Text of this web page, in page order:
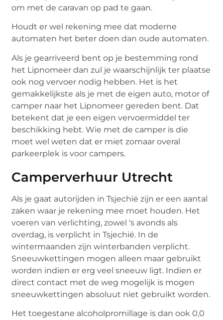
om met de caravan op pad te gaan.
Houdt er wel rekening mee dat moderne
automaten het beter doen dan oude automaten.
Als je gearriveerd bent op je bestemming rond
het Lipnomeer dan zul je waarschijnlijk ter plaatse
ook nog vervoer nodig hebben. Het is het
gemakkelijkste als je met de eigen auto, motor of
camper naar het Lipnomeer gereden bent. Dat
betekent dat je een eigen vervoermiddel ter
beschikking hebt. Wie met de camper is die
moet wel weten dat er miet zomaar overal
parkeerplek is voor campers.
Camperverhuur Utrecht
Als je gaat autorijden in Tsjechië zijn er een aantal
zaken waar je rekening mee moet houden. Het
voeren van verlichting, zowel ‘s avonds als
overdag, is verplicht in Tsjechië. In de
wintermaanden zijn winterbanden verplicht.
Sneeuwkettingen mogen alleen maar gebruikt
worden indien er erg veel sneeuw ligt. Indien er
direct contact met de weg mogelijk is mogen
sneeuwkettingen absoluut niet gebruikt worden.
Het toegestane alcoholpromillage is dan ook 0,0